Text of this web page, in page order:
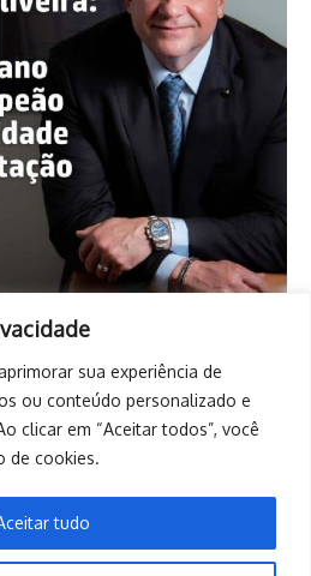
sua experiência de
ou conteúdo personalizado e
clicar em “Aceitar todos”, você
de cookies.
tudo